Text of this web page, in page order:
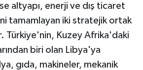
altyapı, enerji ve dış ticaret
tamamlayan iki stratejik ortak
Türkiye'nin, Kuzey Afrika'daki
biri olan Libya'ya
gıda, makineler, mekanik